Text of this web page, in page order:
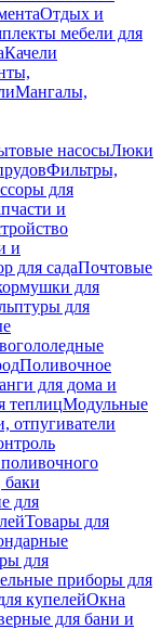
Отдых и
мебели для
Качели
Мангалы,
насосыЛюки
Фильтры,
для
и
и
для садаПочтовые
для
для
Поливочное
для дома и
теплицМодульные
отпугиватели
баки
для
Товары для
для
приборы для
купелейОкна
для бани и